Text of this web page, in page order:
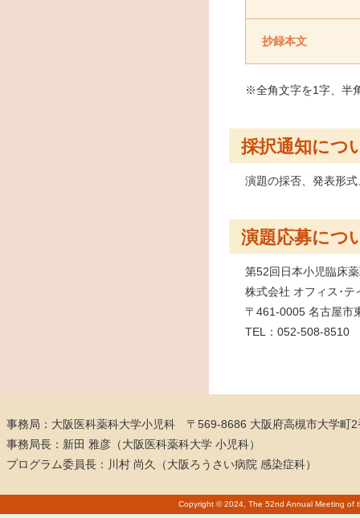
抄録本文
※全角文字を1字、半
採択通知につ
演題の採否、発表形
演題応募につ
第52回日本小児臨床
株式会社 オフィス･テ
〒461-0005 名古屋市
TEL：052-508-8510
事務局：大阪医科薬科大学小児科 〒569-8686 大阪府高槻市大学町2
事務局長：新田 雅彦（大阪医科薬科大学 小児科）
プログラム委員長：川村 尚久（大阪ろうさい病院 感染症科）
Copyright © 2024, The 52nd Annual Meeting of